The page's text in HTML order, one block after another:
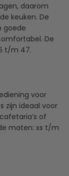
daarom
keuken. De
goede
De
t/m 47.
voor
zijn ideaal voor
of
maten: xs t/m